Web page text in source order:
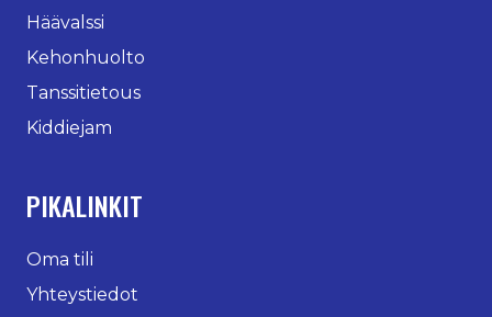
Häävalssi
Kehonhuolto
Tanssitietous
Kiddiejam
PIKALINKIT
Oma tili
Yhteystiedot